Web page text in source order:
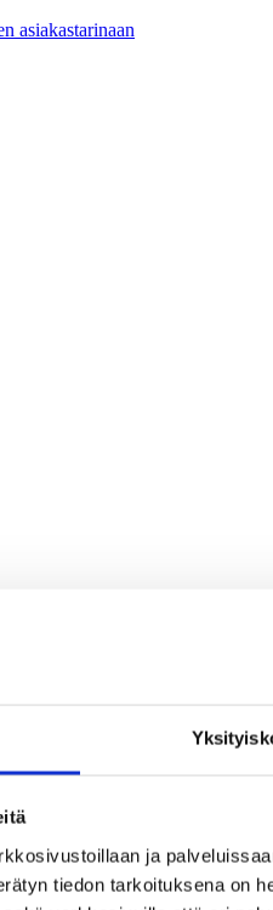
ja
tiedon tarkoituksena on
asiakastarinaan